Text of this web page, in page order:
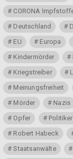
CORONA
Deutschland
EU
Europa
Kindermörder
Kriegstreiber
Meinungsfreiheit
Mörder
Nazis
Opfer
Politiker
Robert Habeck
Staatsanwälte